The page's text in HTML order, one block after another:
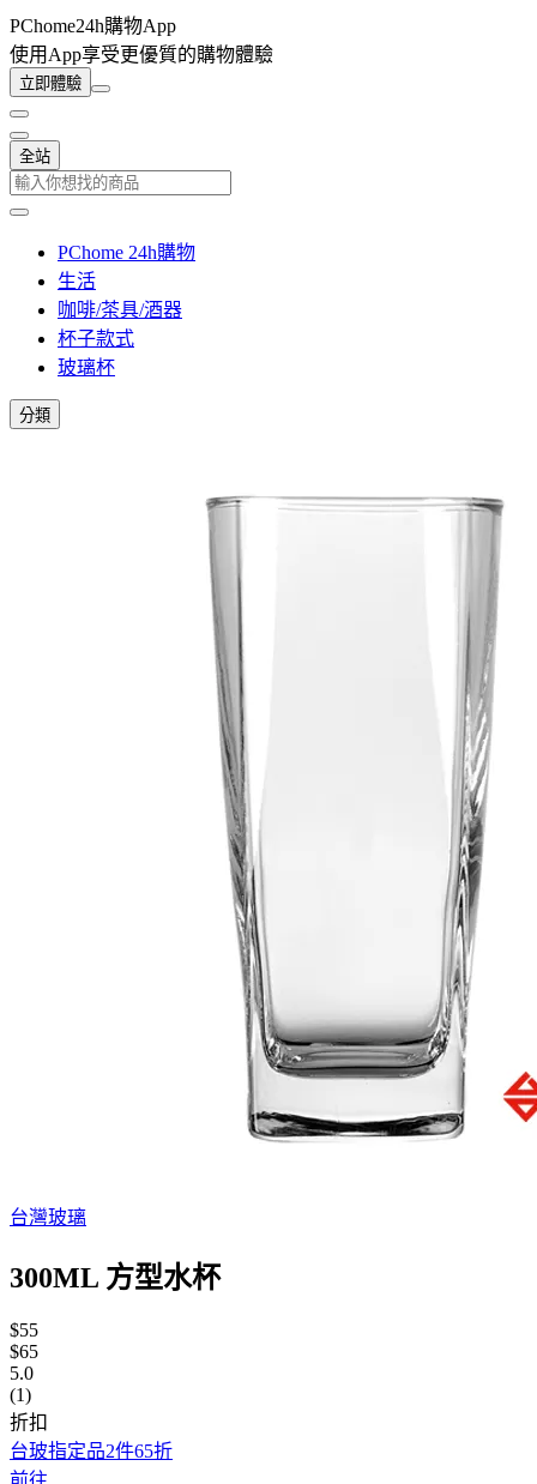
PChome24h購物App
使用App享受更優質的購物體驗
立即體驗
全站
PChome 24h購物
生活
咖啡/茶具/酒器
杯子款式
玻璃杯
分類
台灣玻璃
300ML 方型水杯
$55
$65
5.0
(1)
折扣
台玻指定品2件65折
前往